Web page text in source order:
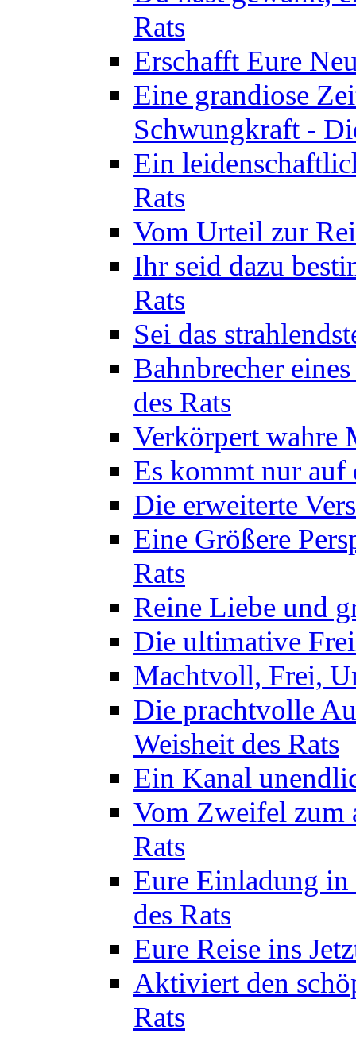
Rats
Erschafft Eure
Eine grandiose
Schwungkraft -
Ein
Rats
Vom Urteil zur
Ihr seid dazu
Rats
Sei das
Bahnbrecher
des Rats
Verkörpert wahre
Es kommt nur auf
Die erweiterte
Eine Größere
Rats
Reine Liebe und
Die ultimative
Machtvoll, Frei,
Die prachtvolle
Weisheit des Rats
Ein Kanal
Vom Zweifel zum
Rats
Eure Einladung
des Rats
Eure Reise ins
Aktiviert den
Rats